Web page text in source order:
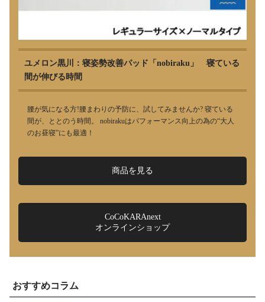
ユメロン黒川：寝姿勢改善パッド「nobiraku」 寝ている
間が伸びる時間
腰が気になる方!腰まわりの予防に、試してみませんか? 寝ている
間が、ととのう時間。 nobirakuはパフォーマンス向上の為の“大人
のお昼寝”にも最適！
商品を見る
CoCoKARAnext
オンラインショップ
おすすめコラム